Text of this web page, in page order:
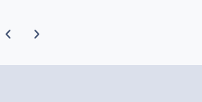
Предыдущий слайд карусели
Следующий слайд карусели